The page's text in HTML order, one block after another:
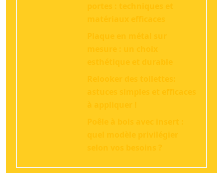
portes : techniques et
matériaux efficaces
Plaque en métal sur
mesure : un choix
esthétique et durable
Relooker des toilettes:
astuces simples et efficaces
à appliquer !
Poêle à bois avec insert :
quel modèle privilégier
selon vos besoins ?